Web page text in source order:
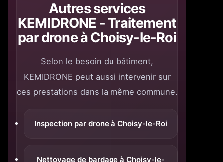
Autres services
KEMIDRONE - Traitement
par drone à Choisy-le-Roi
Selon le besoin du bâtiment,
KEMIDRONE peut aussi intervenir sur
ces prestations dans la même commune.
Inspection par drone à Choisy-le-Roi
Nettoyage de bardage à Choisy-le-